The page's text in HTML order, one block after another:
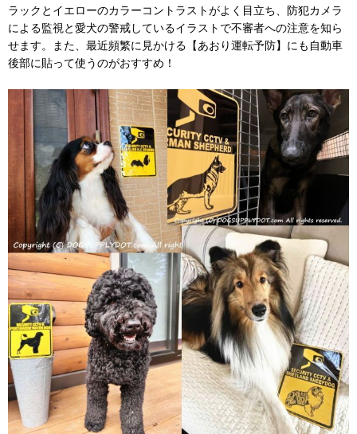
ラックとイエローのカラーコントラストがよく目立ち、防犯カメラ
による監視と愛犬の警戒しているイラストで不審者への注意を知ら
せます。また、最近頻繁に見かける【あおり運転予防】にも自動車
後部に貼って使うのがおすすめ！